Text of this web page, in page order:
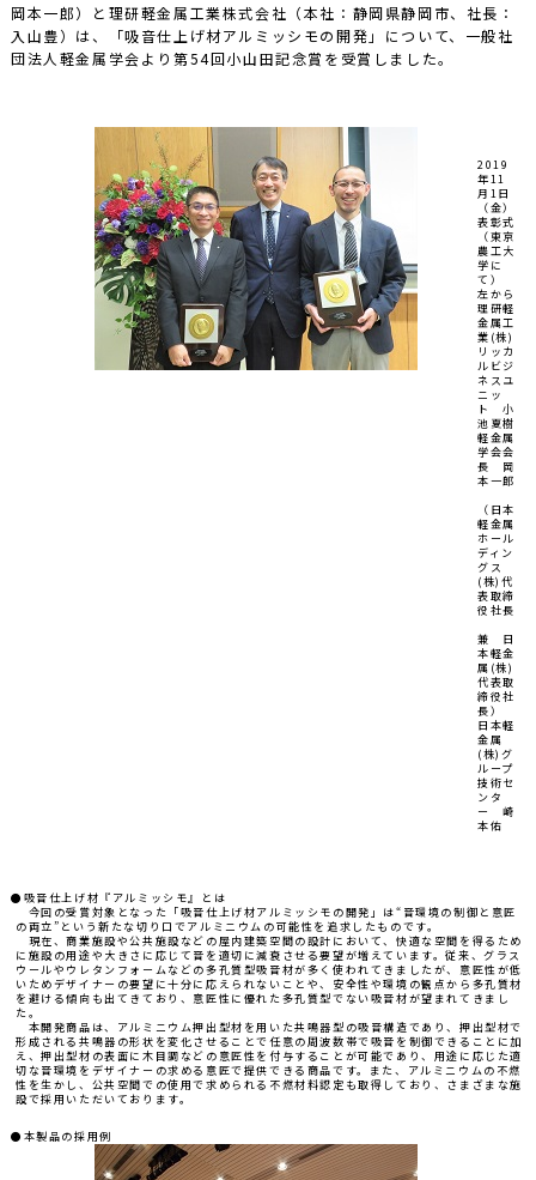
岡本一郎）と理研軽金属工業株式会社（本社：静岡県静岡市、社長：
入山豊）は、「吸音仕上げ材アルミッシモの開発」について、一般社
団法人軽金属学会より第54回小山田記念賞を受賞しました。
2019
年11
月1日
（金）
表彰式
（東京
農工大
学に
て）
左から
理研軽
金属工
業(株)
リッカ
ルビジ
ネスユ
ニッ
ト 小
池夏樹
軽金属
学会会
長 岡
本一郎
（日本
軽金属
ホール
ディン
グス
(株)代
表取締
役社長
兼 日
本軽金
属(株)
代表取
締役社
長）
日本軽
金属
(株)グ
ループ
技術セ
ンタ
ー 崎
本佑
●吸音仕上げ材『アルミッシモ』とは
今回の受賞対象となった「吸音仕上げ材アルミッシモの開発」は“音環境の制御と意匠
の両立”という新たな切り口でアルミニウムの可能性を追求したものです。
現在、商業施設や公共施設などの屋内建築空間の設計において、快適な空間を得るため
に施設の用途や大きさに応じて音を適切に減衰させる要望が増えています。従来、グラス
ウールやウレタンフォームなどの多孔質型吸音材が多く使われてきましたが、意匠性が低
いためデザイナーの要望に十分に応えられないことや、安全性や環境の観点から多孔質材
を避ける傾向も出てきており、意匠性に優れた多孔質型でない吸音材が望まれてきまし
た。
本開発商品は、アルミニウム押出型材を用いた共鳴器型の吸音構造であり、押出型材で
形成される共鳴器の形状を変化させることで任意の周波数帯で吸音を制御できることに加
え、押出型材の表面に木目調などの意匠性を付与することが可能であり、用途に応じた適
切な音環境をデザイナーの求める意匠で提供できる商品です。また、アルミニウムの不燃
性を生かし、公共空間での使用で求められる不燃材料認定も取得しており、さまざまな施
設で採用いただいております。
●本製品の採用例